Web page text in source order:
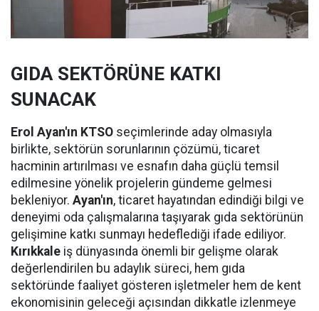
GIDA SEKTÖRÜNE KATKI
SUNACAK
Erol Ayan'ın KTSO seçimlerinde aday olmasıyla
birlikte, sektörün sorunlarının çözümü, ticaret
hacminin artırılması ve esnafın daha güçlü temsil
edilmesine yönelik projelerin gündeme gelmesi
bekleniyor. Ayan'ın, ticaret hayatından edindiği bilgi ve
deneyimi oda çalışmalarına taşıyarak gıda sektörünün
gelişimine katkı sunmayı hedeflediği ifade ediliyor.
Kırıkkale iş dünyasında önemli bir gelişme olarak
değerlendirilen bu adaylık süreci, hem gıda
sektöründe faaliyet gösteren işletmeler hem de kent
ekonomisinin geleceği açısından dikkatle izlenmeye